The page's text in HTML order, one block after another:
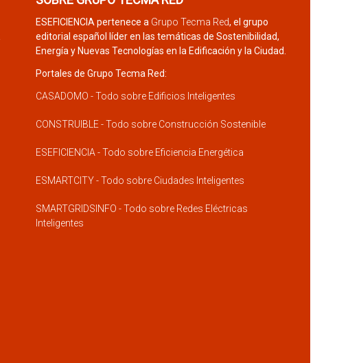
ESEFICIENCIA pertenece a Grupo Tecma Red, el grupo
editorial español líder en las temáticas de Sostenibilidad,
Energía y Nuevas Tecnologías en la Edificación y la Ciudad.
Portales de Grupo Tecma Red:
CASADOMO - Todo sobre Edificios Inteligentes
CONSTRUIBLE - Todo sobre Construcción Sostenible
ESEFICIENCIA - Todo sobre Eficiencia Energética
ESMARTCITY - Todo sobre Ciudades Inteligentes
SMARTGRIDSINFO - Todo sobre Redes Eléctricas
Inteligentes